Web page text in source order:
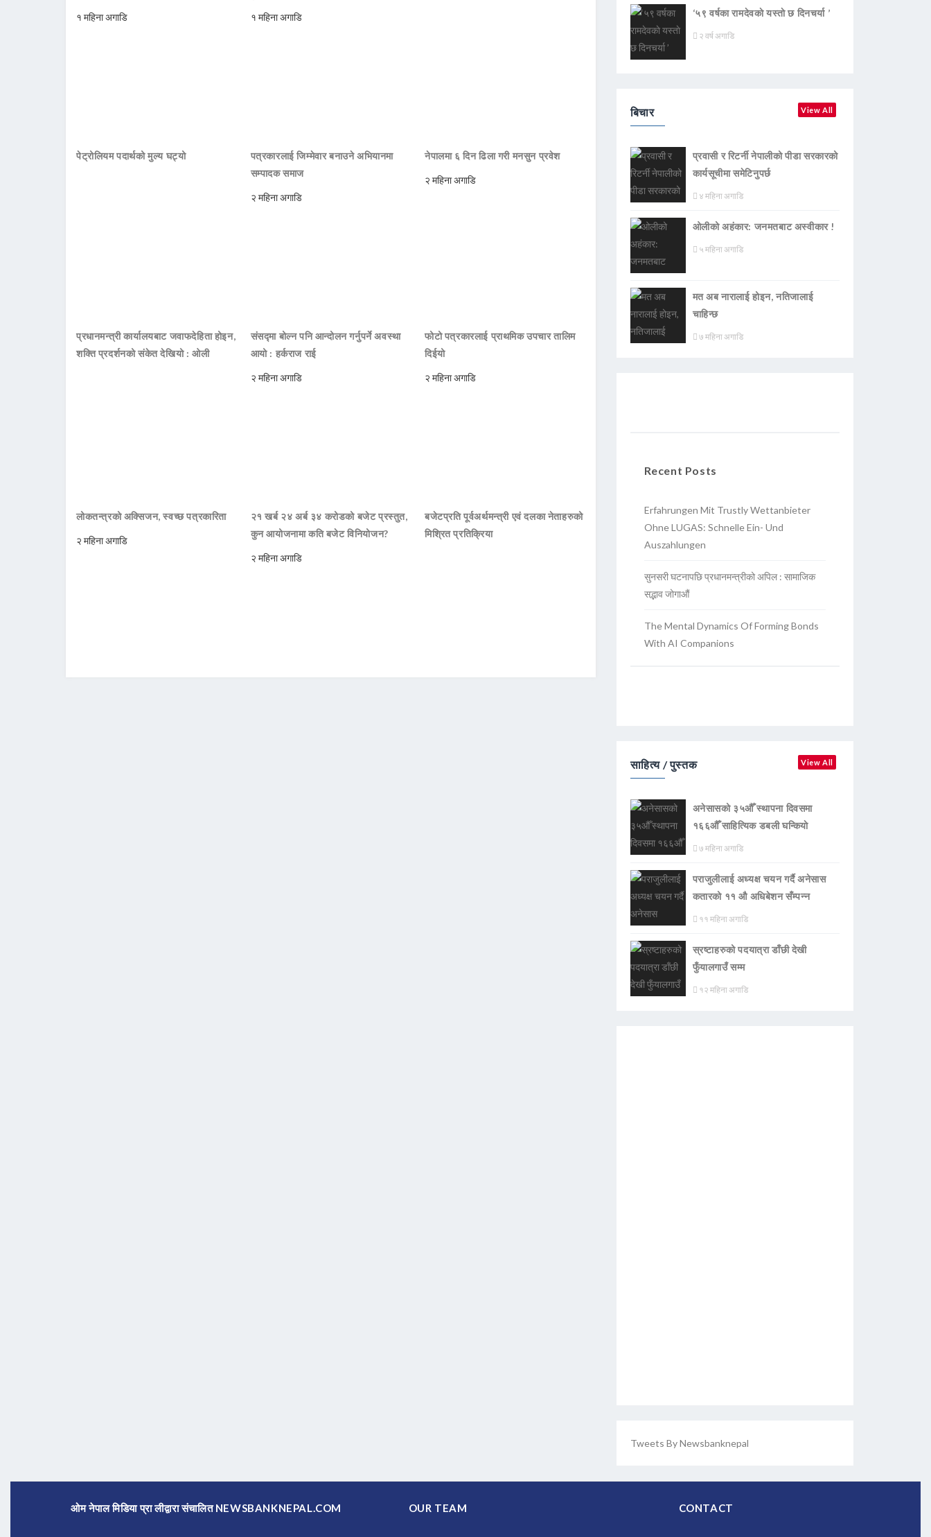
१ महिना अगाडि १ महिना अगाडि
पेट्रोलियम पदार्थको मुल्य घट्यो
पत्रकारलाई जिम्मेवार बनाउने अभियानमा
सम्पादक समाज
२ महिना अगाडि
नेपालमा ६ दिन ढिला गरी मनसुन प्रवेश
२ महिना अगाडि
प्रधानमन्त्री कार्यालयबाट जवाफदेहिता होइन,
शक्ति प्रदर्शनको संकेत देखियो : ओली
संसद्मा बोल्न पनि आन्दोलन गर्नुपर्ने अवस्था
आयो : हर्कराज राई
२ महिना अगाडि
फोटो पत्रकारलाई प्राथमिक उपचार तालिम
दिईयो
२ महिना अगाडि
लोकतन्त्रको अक्सिजन, स्वच्छ पत्रकारिता
२ महिना अगाडि
२१ खर्ब २४ अर्ब ३४ करोडको बजेट प्रस्तुत,
कुन आयोजनामा कति बजेट विनियोजन?
२ महिना अगाडि
बजेटप्रति पूर्वअर्थमन्त्री एवं दलका नेताहरुको
मिश्रित प्रतिक्रिया
‘५९ वर्षका रामदेवकाे यस्ताे छ दिनचर्या ’
२ वर्ष अगाडि
बिचार View All
प्रवासी र रिटर्नी नेपालीको पीडा सरकारको
कार्यसूचीमा समेटिनुपर्छ
४ महिना अगाडि
ओलीको अहंकार: जनमतबाट अस्वीकार !
५ महिना अगाडि
मत अब नारालाई होइन, नतिजालाई
चाहिन्छ
७ महिना अगाडि
Recent Posts
Erfahrungen Mit Trustly Wettanbieter
Ohne LUGAS: Schnelle Ein- Und
Auszahlungen
सुनसरी घटनापछि प्रधानमन्त्रीको अपिल : सामाजिक
सद्भाव जोगाऔं
The Mental Dynamics Of Forming Bonds
With AI Companions
साहित्य / पुस्तक View All
अनेसासको ३५औँ स्थापना दिवसमा
१६६औँ साहित्यिक डबली घन्कियाे
७ महिना अगाडि
पराजुलीलाई अध्यक्ष चयन गर्दै अनेसास
कतारको ११ औ अधिबेशन सँम्पन्न
११ महिना अगाडि
स्रष्टाहरुको पदयात्रा डाँछी देखी
फुँयालगाउँ सम्म
१२ महिना अगाडि
Tweets By Newsbanknepal
ओम नेपाल मिडिया प्रा लीद्वारा संचालित NEWSBANKNEPAL.COM OUR TEAM CONTACT